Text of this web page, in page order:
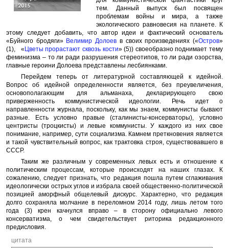
тем. Данный выпуск был посвящен
проблемам войны и мира, а также
экологического равновесия на планете. К
этому следует добавить, что автор идеи и фактический основатель
«Буйного бродяги» Велимир Долоев в своих произведениях («Остров»
(1), « Цветы прорастают сквозь кости» (5)) своеобразно поднимает тему
феминизма – то ли ради разрушения стереотипов, то ли ради озорства,
главные героини Долоева представлены лесбиянками.
Перейдем теперь от литературной составляющей к идейной.
Вопрос об идейной определенности является, без преувеличения,
основополагающим для альманаха, декларирующего свою
приверженность коммунистической идеологии. Речь идет о
направленности журнала, поскольку, как мы знаем, коммунисты бывают
разные. Есть условно правые (сталинисты-консерваторы), условно
центристы (троцкисты) и левые коммунисты. У каждого из них свое
понимание, например, сути социализма. Камнем преткновения является
и такой чувствительный вопрос, как трактовка строя, существовавшего в
СССР.
Таким же различным у современных левых есть и отношение к
политическим процессам, которые происходят на наших глазах. К
сожалению, следует признать, что редакция пошла путем сглаживания
идеологически острых углов и избрала своей общественно-политической
позицией аморфный общелевый дискурс. Характерно, что редакция
долго сохраняла молчание в переломном 2014 году, лишь летом того
года (3) крен качнулся вправо – в сторону официально левого
консерватизма, о чем свидетельствует риторика редакционного
предисловия.
цитата